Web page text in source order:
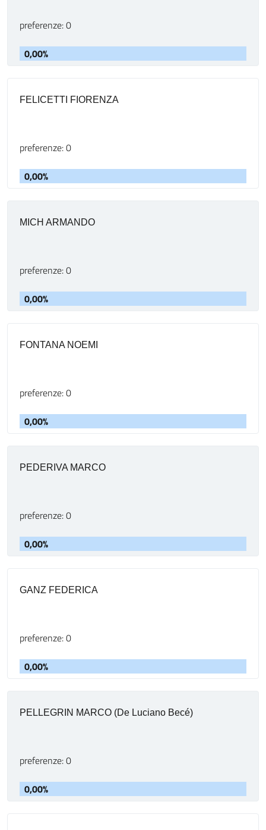
preferenze: 0
0,00%
FELICETTI FIORENZA
preferenze: 0
0,00%
MICH ARMANDO
preferenze: 0
0,00%
FONTANA NOEMI
preferenze: 0
0,00%
PEDERIVA MARCO
preferenze: 0
0,00%
GANZ FEDERICA
preferenze: 0
0,00%
PELLEGRIN MARCO (De Luciano Becé)
preferenze: 0
0,00%